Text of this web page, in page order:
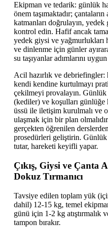
Ekipman ve tedarik: günlük
önem taşımaktadır; çantaların
katmanları doğrulayın, yedek
kontrol edin. Hafif ancak
yedek giysi ve yağmurlukları
ve dinlenme için günler
su taşıyanlar adımlarını
Acil hazırlık ve debriefingler:
kendi kendine kurtulmayı
çekilmeyi provalayın.
(kediler) ve koşulları günlüğe
üssü ile iletişim kurulmalı ve
ulaşmak için bir plan
gerçekten öğrenilen
prosedürleri geliştirin.
tutar, hareketi keyifli yapar.
Çıkış, Giysi ve Çanta
Dokuz Tırmanıcı
Tavsiye edilen toplam yük
dahil) 12-15 kg, temel
günü için 1-2 kg atıştırmalık
tampon bırakır.